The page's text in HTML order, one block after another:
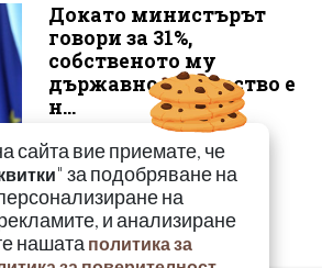
Докато министърът
говори за 31%,
собственото му
държавно дружество е
н...
сайта вие приемате, че
" за подобряване на
на
и анализиране
нашата политика за